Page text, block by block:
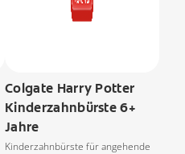
Colgate Harry Potter
Kinderzahnbürste 6+
Jahre
Kinderzahnbürste für angehende